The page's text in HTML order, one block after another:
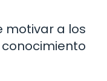
motivar a los